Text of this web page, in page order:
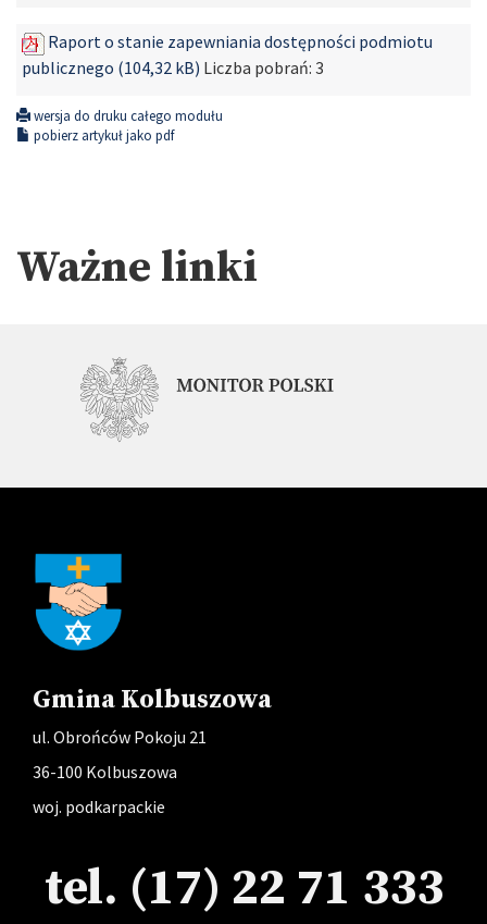
Raport o stanie zapewniania dostępności podmiotu
publicznego (104,32 kB) Liczba pobrań: 3
wersja do druku całego modułu
pobierz artykuł jako pdf
Ważne linki
Gmina Kolbuszowa
ul. Obrońców Pokoju 21
36-100 Kolbuszowa
woj. podkarpackie
tel. (17) 22 71 333